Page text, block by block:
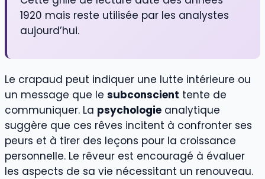
1920 mais reste utilisée par les analystes
aujourd’hui.
Le crapaud peut indiquer une lutte intérieure ou
un message que le subconscient tente de
communiquer. La psychologie analytique
suggère que ces rêves incitent à confronter ses
peurs et à tirer des leçons pour la croissance
personnelle. Le rêveur est encouragé à évaluer
les aspects de sa vie nécessitant un renouveau.